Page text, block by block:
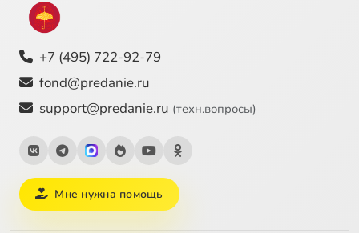
+7 (495) 722-92-79
fond@predanie.ru
support@predanie.ru (техн.вопросы)
Мне нужна помощь